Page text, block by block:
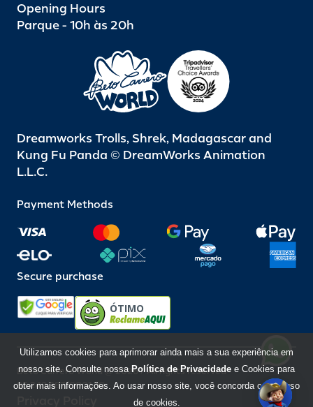
Opening Hours
Parque - 10h às 20h
Dreamworks Trolls, Shrek, Madagascar and
Kung Fu Panda © DreamWorks Animation
L.L.C.
Payment Methods
Secure purchase
ÓTIMO
Beto Carrero World @ 2026 / All rights reserved
85.248.987/0001-10
Utilizamos cookies para aprimorar ainda mais a sua experiência em
nosso site. Consulte nossa Política de Privacidade e Cookies para
obter mais informações. Ao usar nosso site, você concorda com o uso
de cookies.